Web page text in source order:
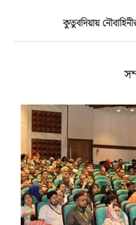
কুতুবদিয়ায়